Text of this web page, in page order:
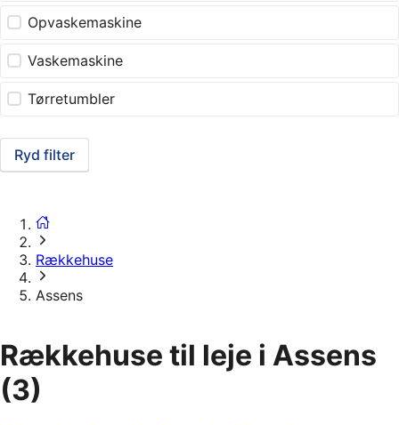
Opvaskemaskine
Vaskemaskine
Tørretumbler
Ryd filter
Rækkehuse
Assens
Rækkehuse til leje i Assens
(3)